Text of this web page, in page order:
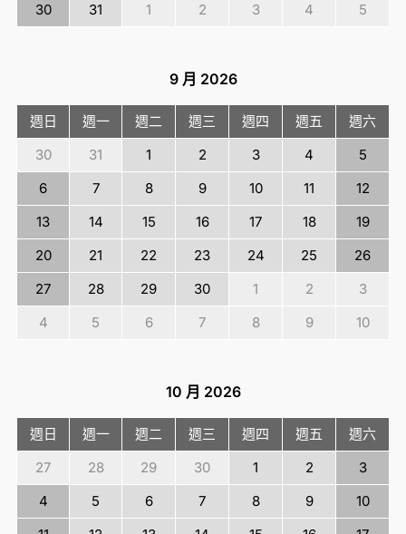
30
31 1 2 3 4 5
9 月 2026
週日 週一 週二 週三 週四 週五
週六
30
31 1 2 3 4
5
6
7 8 9 10 11
12
13
14 15 16 17 18
19
20
21 22 23 24 25
26
27
28 29 30 1 2
3
4
5 6 7 8 9 10
10 月 2026
週日 週一 週二 週三 週四 週五
週六
27
28 29 30 1 2
3
4
5 6 7 8 9
10